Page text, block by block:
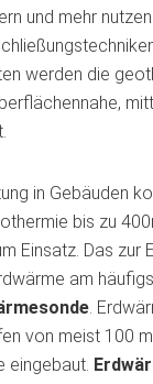
und mehr
werden die
in Gebäuden
bis zu
Einsatz. Das zur
am
.
von meist 100
eingebaut.